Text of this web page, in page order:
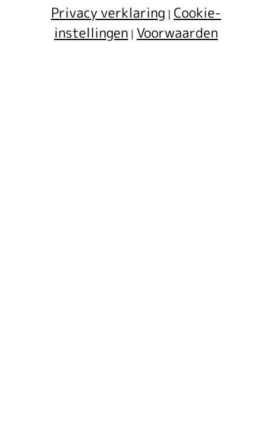
Privacy verklaring | Cookie-
instellingen | Voorwaarden